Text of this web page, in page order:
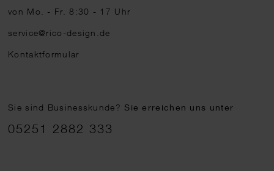
von Mo. - Fr. 8:30 - 17 Uhr
service@rico-design.de
Kontaktformular
Sie sind Businesskunde?Sie erreichen uns unter
05251 2882 333